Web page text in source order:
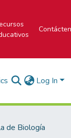
Log In
de Biología